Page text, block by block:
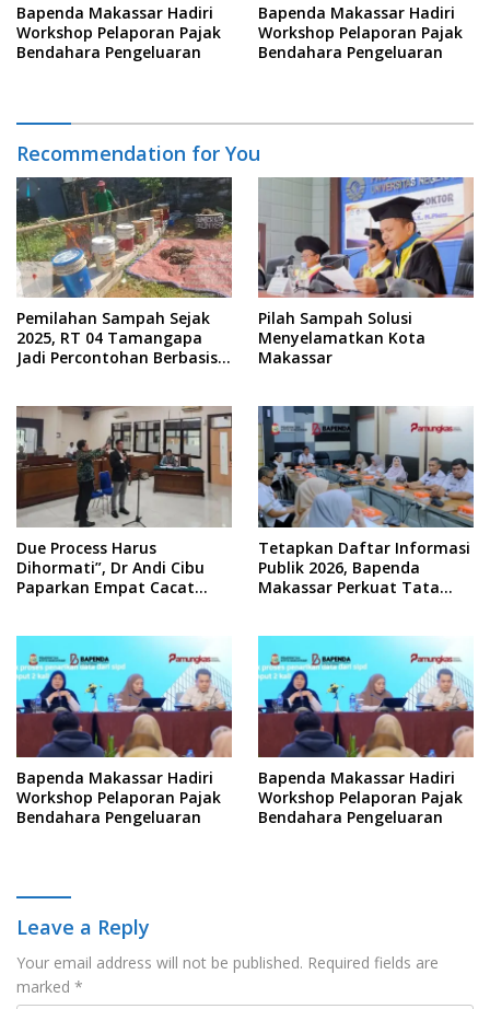
Bapenda Makassar Hadiri
Workshop Pelaporan Pajak
Bendahara Pengeluaran
Bapenda Makassar Hadiri
Workshop Pelaporan Pajak
Bendahara Pengeluaran
Recommendation for You
Pemilahan Sampah Sejak
2025, RT 04 Tamangapa
Jadi Percontohan Berbasis
Pilah Sampah Solusi
Menyelamatkan Kota
Makassar
Due Process Harus
Dihormati”, Dr Andi Cibu
Paparkan Empat Cacat
Tetapkan Daftar Informasi
Publik 2026, Bapenda
Makassar Perkuat Tata
Bapenda Makassar Hadiri
Workshop Pelaporan Pajak
Bendahara Pengeluaran
Bapenda Makassar Hadiri
Workshop Pelaporan Pajak
Bendahara Pengeluaran
Leave a Reply
Your email address will not be published. Required fields are
marked *